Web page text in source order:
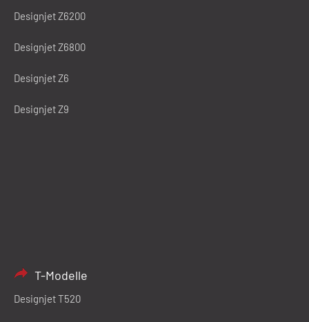
Designjet Z6200
Designjet Z6800
Designjet Z6
Designjet Z9
T-Modelle
Designjet T520